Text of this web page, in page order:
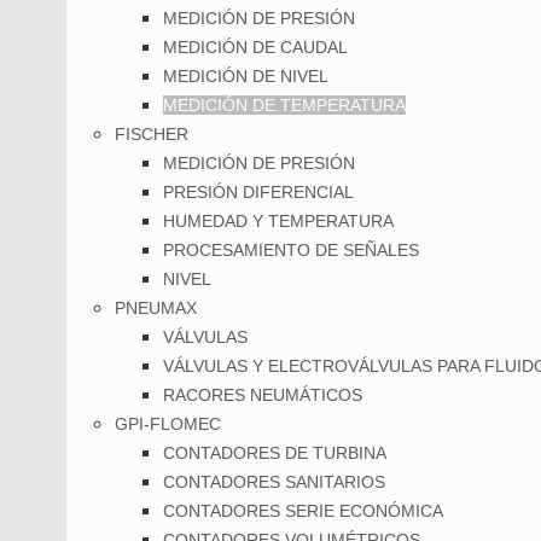
MEDICIÓN DE PRESIÓN
MEDICIÓN DE CAUDAL
MEDICIÓN DE NIVEL
MEDICIÓN DE TEMPERATURA
FISCHER
MEDICIÓN DE PRESIÓN
PRESIÓN DIFERENCIAL
HUMEDAD Y TEMPERATURA
PROCESAMIENTO DE SEÑALES
NIVEL
PNEUMAX
VÁLVULAS
VÁLVULAS Y ELECTROVÁLVULAS PARA
RACORES NEUMÁTICOS
GPI-FLOMEC
CONTADORES DE TURBINA
CONTADORES SANITARIOS
CONTADORES SERIE ECONÓMICA